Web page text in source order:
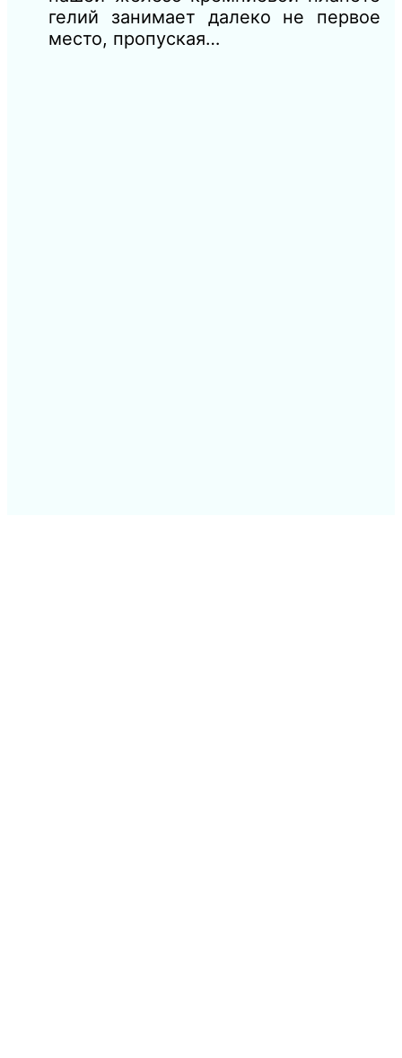
гелий занимает далеко не первое
место, пропуская…